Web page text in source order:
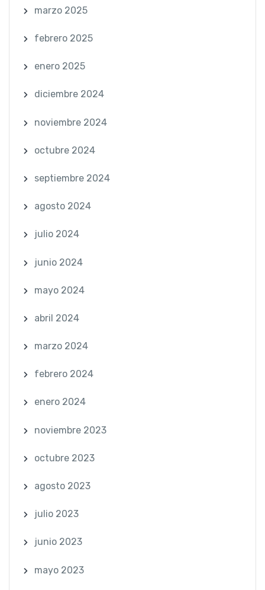
marzo 2025
febrero 2025
enero 2025
diciembre 2024
noviembre 2024
octubre 2024
septiembre 2024
agosto 2024
julio 2024
junio 2024
mayo 2024
abril 2024
marzo 2024
febrero 2024
enero 2024
noviembre 2023
octubre 2023
agosto 2023
julio 2023
junio 2023
mayo 2023